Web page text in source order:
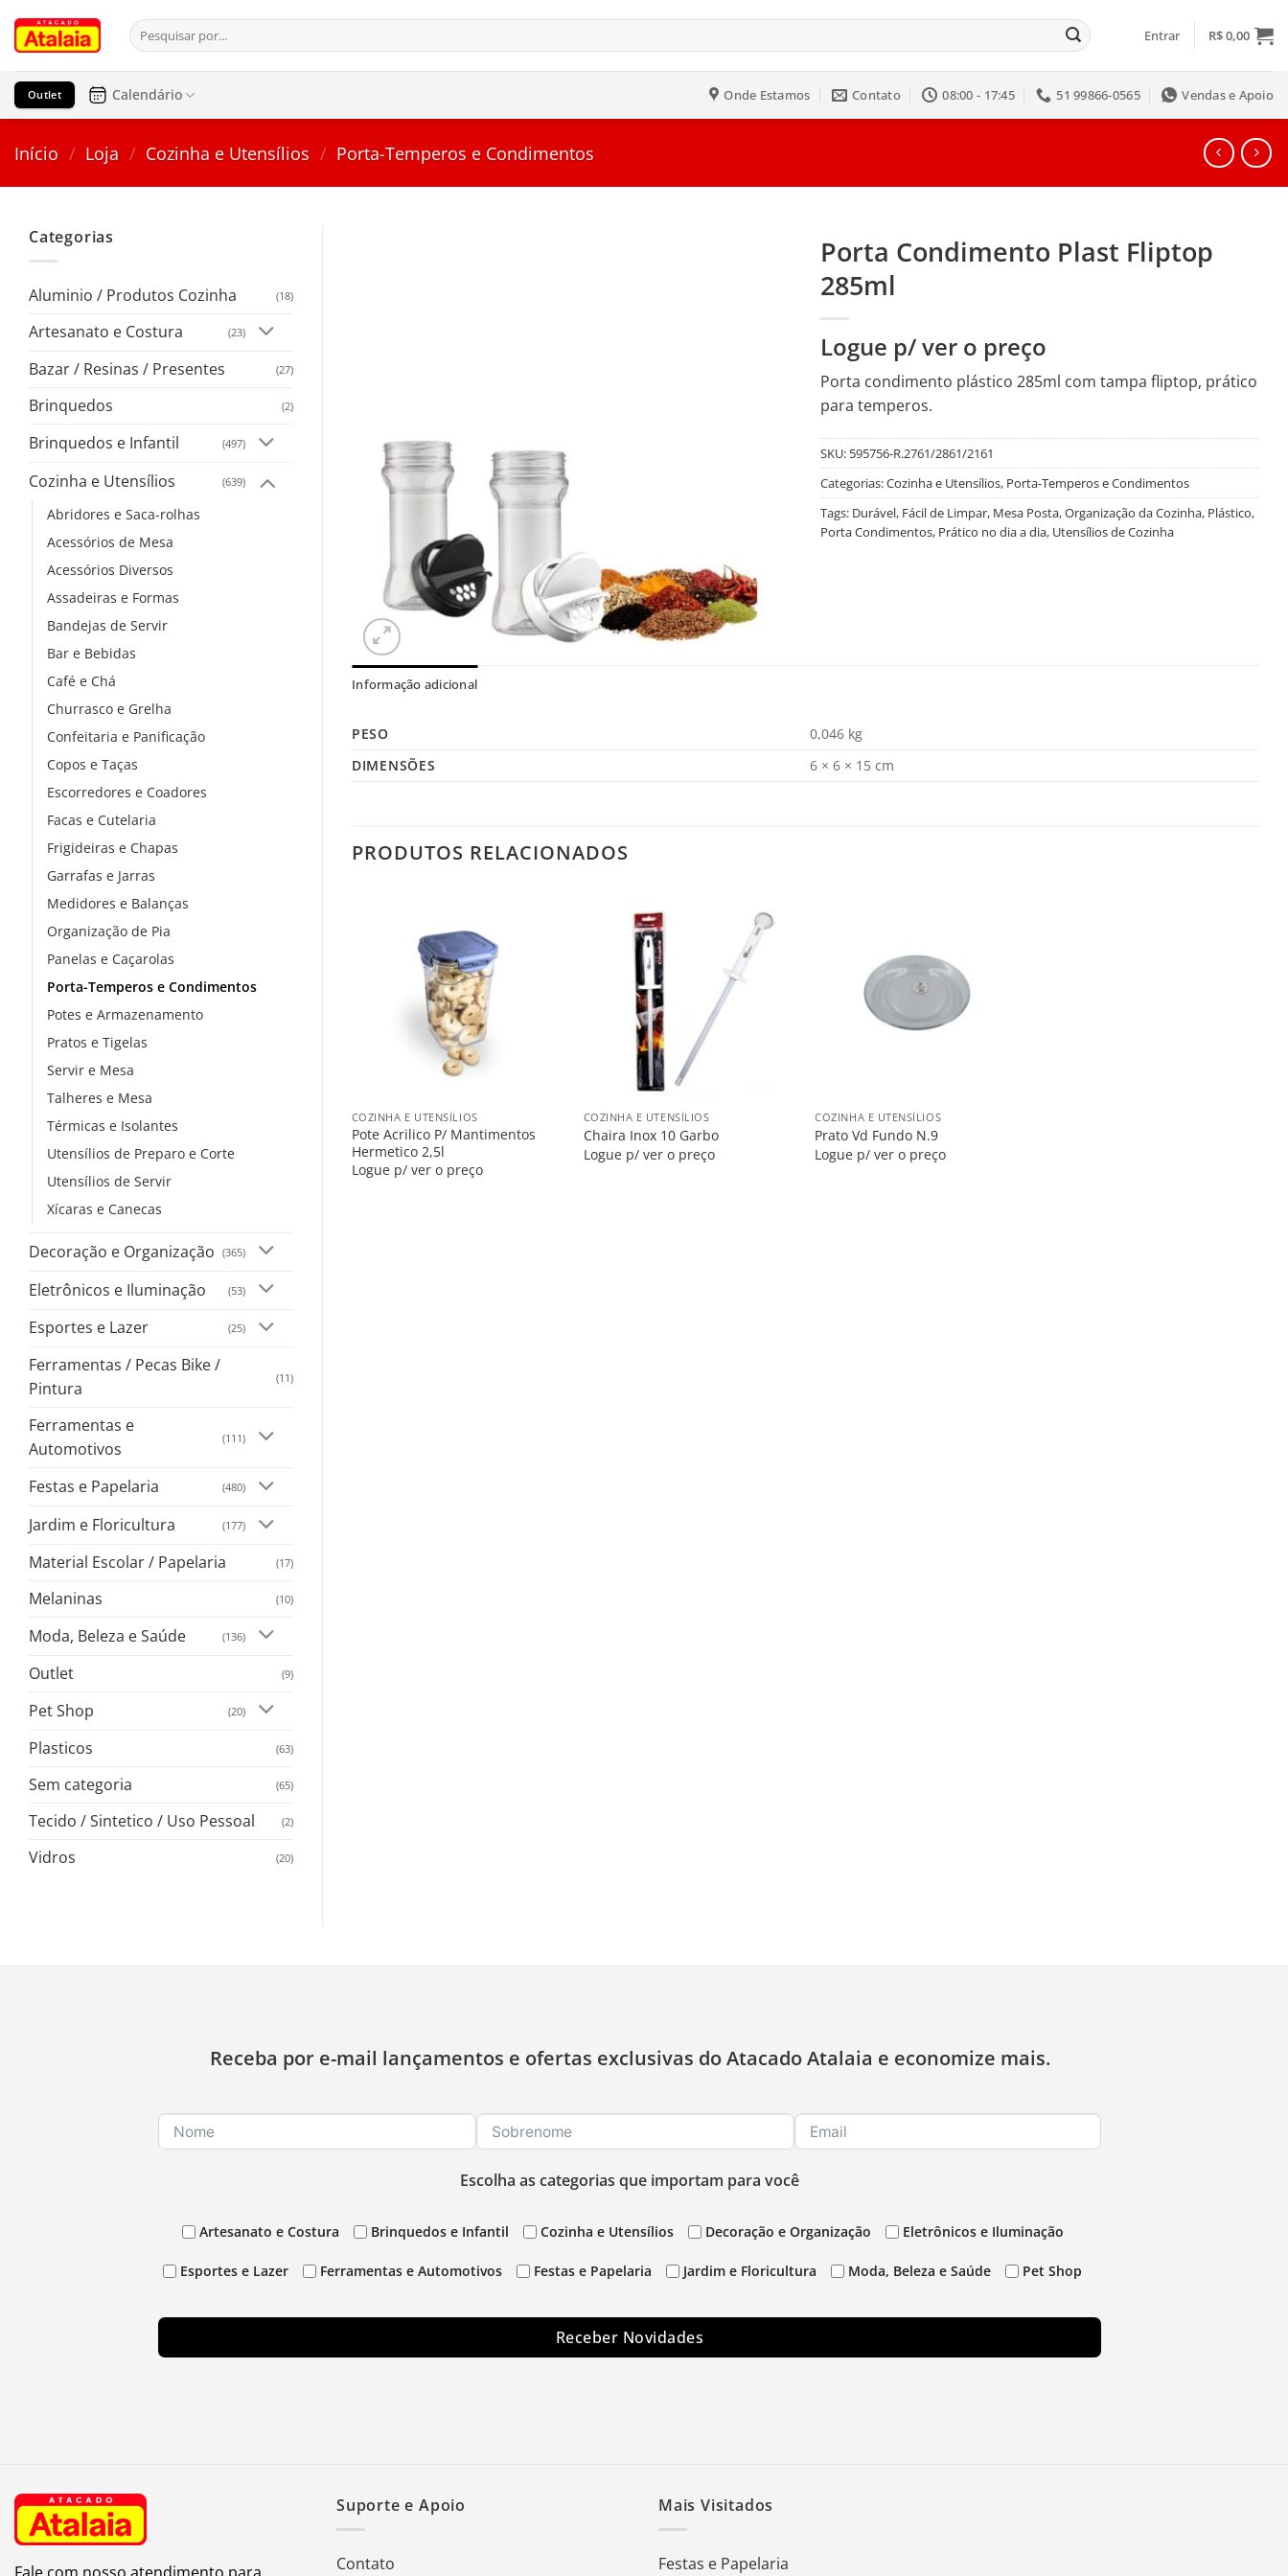
para
conteúdo
Pesquisar
por:
Entrar R$0,00
Outlet Calendário Onde Estamos Contato 08:00 - 17:45 51 99866-0565 Vendas e Apoio
Início / Loja / Cozinha e Utensílios / Porta-Temperos e Condimentos
Categorias
Aluminio / Produtos Cozinha (18)
Artesanato e Costura (23)
Bazar / Resinas / Presentes (27)
Brinquedos (2)
Brinquedos e Infantil (497)
Cozinha e Utensílios (639)
Abridores e Saca-rolhas
Acessórios de Mesa
Acessórios Diversos
Assadeiras e Formas
Bandejas de Servir
Bar e Bebidas
Café e Chá
Churrasco e Grelha
Confeitaria e Panificação
Copos e Taças
Escorredores e Coadores
Facas e Cutelaria
Frigideiras e Chapas
Garrafas e Jarras
Medidores e Balanças
Organização de Pia
Panelas e Caçarolas
Porta-Temperos e Condimentos
Potes e Armazenamento
Pratos e Tigelas
Servir e Mesa
Talheres e Mesa
Térmicas e Isolantes
Utensílios de Preparo e Corte
Utensílios de Servir
Xícaras e Canecas
Decoração e Organização (365)
Eletrônicos e Iluminação (53)
Esportes e Lazer (25)
Ferramentas / Pecas Bike /
Pintura
(11)
Ferramentas e
Automotivos
(111)
Festas e Papelaria (480)
Jardim e Floricultura (177)
Material Escolar / Papelaria (17)
Melaninas (10)
Moda, Beleza e Saúde (136)
Outlet (9)
Pet Shop (20)
Plasticos (63)
Sem categoria (65)
Tecido / Sintetico / Uso Pessoal (2)
Vidros (20)
Porta Condimento Plast Fliptop
285ml
Logue p/ ver o preço
Porta condimento plástico 285ml com tampa fliptop, prático
para temperos.
SKU: 595756-R.2761/2861/2161
Categorias:Cozinha e Utensílios, Porta-Temperos e Condimentos
Tags: Durável, Fácil de Limpar, Mesa Posta,Organização da Cozinha, Plástico,
Porta Condimentos, Prático no dia a dia, Utensílios de Cozinha
Informação adicional
PESO
0,046 kg
DIMENSÕES
6 × 6 × 15 cm
PRODUTOS RELACIONADOS
COZINHA E UTENSÍLIOS
Pote Acrilico P/ Mantimentos
Hermetico 2,5l
Logue p/ ver o preço
Salvar
COZINHA E UTENSÍLIOS
Chaira Inox 10 Garbo
Logue p/ ver o preço
COZINHA E UTENSÍLIOS
Prato Vd Fundo N.9
Logue p/ ver o preço
Receba por e-mail lançamentos e ofertas exclusivas do Atacado Atalaia e economize mais.
Escolha as categorias que importam para você
Artesanato e Costura Brinquedos e Infantil Cozinha e Utensílios Decoração e Organização Eletrônicos e Iluminação
Esportes e Lazer Ferramentas e Automotivos Festas e Papelaria Jardim e Floricultura Moda, Beleza e Saúde Pet Shop
Receber Novidades
Suporte e Apoio
Contato
Mais Visitados
Festas e Papelaria